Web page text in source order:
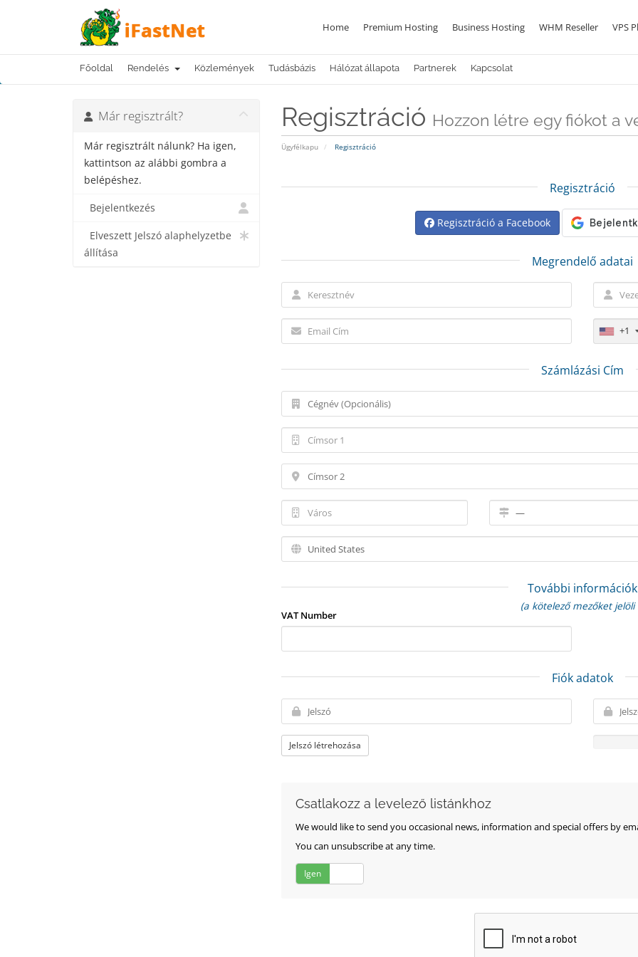
Home Premium Hosting Business Hosting WHM Reseller VPS
Főoldal Rendelés Közlemények Tudásbázis Hálózat állapota Partnerek Kapcsolat
Regisztráció Hozzon létre egy fiókot a
Ügyfélkapu Regisztráció
Már regisztrált?
Már regisztrált nálunk? Ha igen,
kattintson az alábbi gombra a
belépéshez.
Bejelentkezés
Elveszett Jelszó alaphelyzetbe
állítása
Regisztráció
Regisztráció a Facebook
Megrendelő adatai
+1
Számlázási Cím
További információk
(a kötelező mezőket jelöli
VAT Number
Fiók adatok
Jelszó létrehozása
Csatlakozz a levelező listánkhoz
We would like to send you occasional news, information and special offers by
You can unsubscribe at any time.
Igen